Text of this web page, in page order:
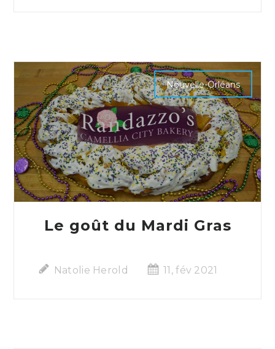
Nouvelle-Orléans
Le goût du Mardi Gras
Natolie Herold 11, fév 2021